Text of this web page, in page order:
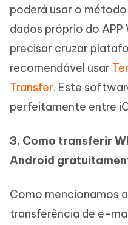
poderá usar o
dados próprio do APP
precisar cruzar
recomendável usar
Transfer. Este
perfeitamente entre
3. Como transferir
Android
Como mencionamos
transferência de e-